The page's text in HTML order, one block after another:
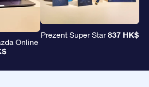
Online
Prezent Super Star837 HK$